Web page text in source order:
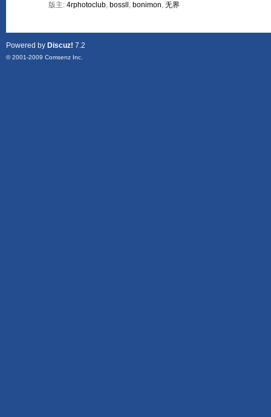
版主: 4rphotoclub, bossll , bonimon, 无界
Powered by Discuz! 7.2
© 2001-2009 Comsenz Inc.